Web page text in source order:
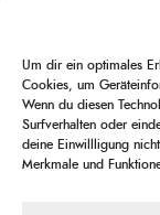
Um dir ein optimales
Cookies, um
Wenn du diesen
Surfverhalten oder
deine Einwillligung
Merkmale und
upgRADe #019
und gearbeitet,
leidenschaftlich
[...]
1X